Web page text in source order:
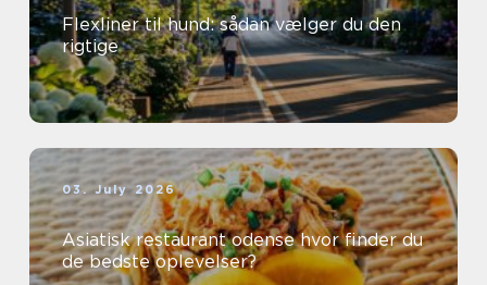
Flexliner til hund: sådan vælger du den
rigtige
03. July 2026
Asiatisk restaurant odense hvor finder du
de bedste oplevelser?